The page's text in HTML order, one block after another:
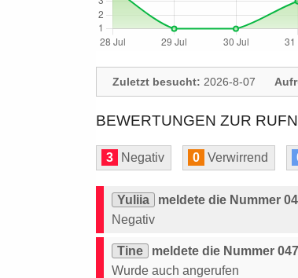
Zuletzt besucht: 2026-8-07
BEWERTUNGEN ZUR
3 Negativ 0 Verwirrend
Yuliia
meldete die Nummer
Negativ
Tine
meldete die Nummer
Wurde auch angerufen